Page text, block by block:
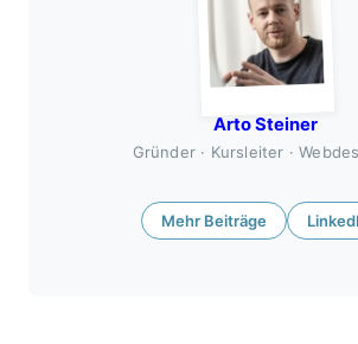
Arto Steiner
Gründer · Kursleiter ·
Mehr Beiträge